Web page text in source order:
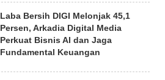
Laba Bersih DIGI Melonjak 45,1
Persen, Arkadia Digital Media
Perkuat Bisnis AI dan Jaga
Fundamental Keuangan